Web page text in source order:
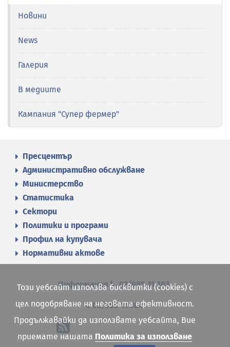
Новини
News
Галерия
В медиите
Кампания "Супер фермер"
Пресцентър
Административно обслужване
Министерство
Статистика
Сектори
Политики и програми
Профил на купувача
Нормативни актове
Информация 02/985 11 383
02/985 11 384
Този уебсайт използва бисквитки (cookies) с
цел подобряване на неговата ефективност.
Продължавайки да използвате уебсайта, Вие
приемате нашата Политика за използване